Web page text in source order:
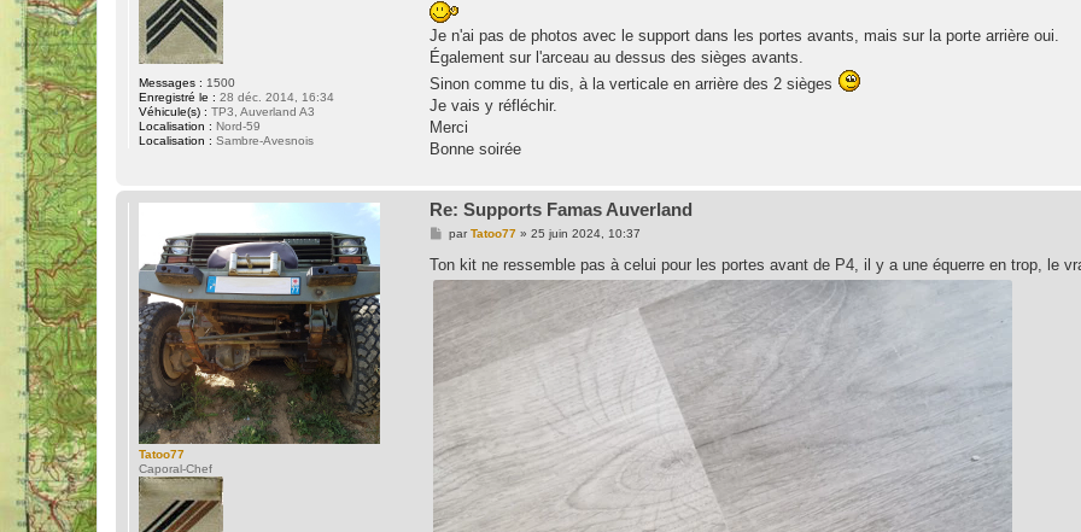
Messages : 1500
Enregistré le : 28 déc. 2014, 16:34
Véhicule(s) : TP3, Auverland A3
Localisation : Nord-59
Localisation : Sambre-Avesnois
s
s
a
g
e
Je n'ai pas de photos avec le support dans les portes avants, mais sur la porte arrière oui.
Également sur l'arceau au dessus des sièges avants.
Sinon comme tu dis, à la verticale en arrière des 2 sièges
Je vais y réfléchir.
Merci
Bonne soirée
Tatoo77
Caporal-Chef
Re: Supports Famas Auverland
M
s
a
parTatoo77» 25 juin 2024, 10:37
Ton kit ne ressemble pas à celui pour les portes avant de P4, il y a une équerre en trop, le